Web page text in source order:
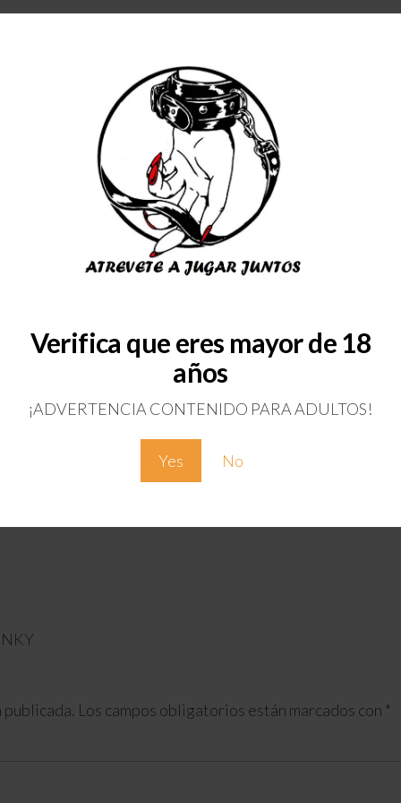
Verifica que eres mayor de 18
años
¡ADVERTENCIA CONTENIDO PARA ADULTOS!
Yes No
QUIENES SOMOS COLABORADORES
SERVICIOS
Los campos obligatorios están marcados con *